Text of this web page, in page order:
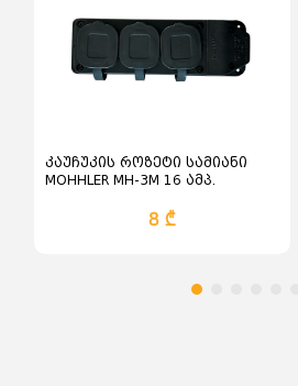
კაუჩუკის როზეტი სამიანი
MOHHLER MH-3M 16 ამპ.
8 ₾